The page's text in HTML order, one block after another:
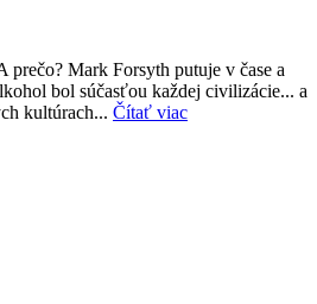
Mark Forsyth putuje v čase a
bol súčasťou každej civilizácie... a
kultúrach... Čítať viac